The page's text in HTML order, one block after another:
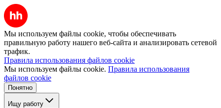
Мы используем файлы cookie, чтобы обеспечивать
правильную работу нашего веб-сайта и анализировать сетевой
трафик.
Правила использования файлов cookie
Мы используем файлы cookie. Правила использования
файлов cookie
Понятно
Ищу работу